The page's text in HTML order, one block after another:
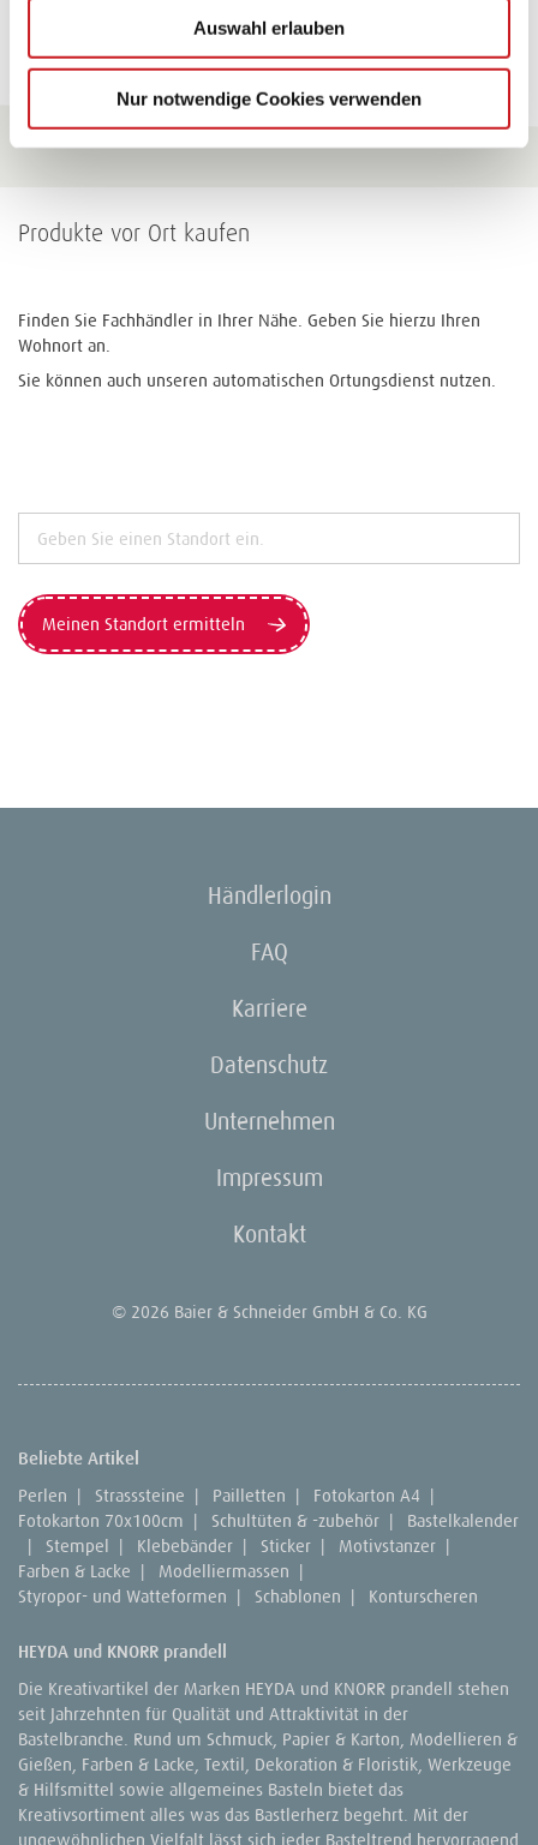
Auswahl erlauben
Nur notwendige Cookies verwenden
Zu allen Tipps
Produkte vor Ort kaufen
Finden Sie Fachhändler in Ihrer Nähe. Geben Sie hierzu Ihren
Wohnort an.
Sie können auch unseren automatischen Ortungsdienst nutzen.
Meinen Standort ermitteln
Händlerlogin
FAQ
Karriere
Datenschutz
Unternehmen
Impressum
Kontakt
© 2026 Baier & Schneider GmbH & Co. KG
Beliebte Artikel
Perlen | Strasssteine | Pailletten | Fotokarton A4 |
Fotokarton 70x100cm | Schultüten & -zubehör |
Bastelkalender
|
Stempel | Klebebänder | Sticker | Motivstanzer |
Farben & Lacke | Modelliermassen |
Styropor- und Watteformen | Schablonen | Konturscheren
HEYDA und KNORR prandell
Die Kreativartikel der Marken HEYDA und KNORR prandell stehen
seit Jahrzehnten für Qualität und Attraktivität in der
Bastelbranche. Rund um Schmuck, Papier & Karton, Modellieren &
Gießen, Farben & Lacke, Textil, Dekoration & Floristik, Werkzeuge
& Hilfsmittel sowie allgemeines Basteln bietet das
Kreativsortiment alles was das Bastlerherz begehrt. Mit der
ungewöhnlichen Vielfalt lässt sich jeder Basteltrend hervorragend